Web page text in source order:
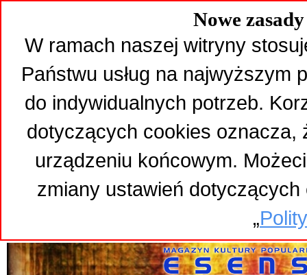
Nowe
W ramach naszej witryny
Państwu usług na najwyższym
do indywidualnych potrzeb.
dotyczących cookies oznacza,
urządzeniu końcowym.
zmiany ustawień
„